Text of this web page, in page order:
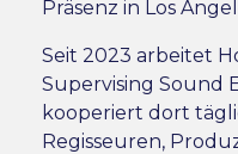
Präsenz in Los
Seit 2023 arbeitet
Supervising Sound
kooperiert dort
Regisseuren,